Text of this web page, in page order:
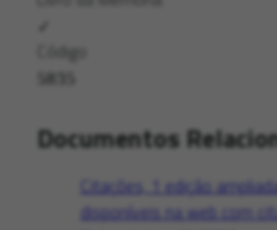
✓
Código
5835
Documentos
Citações, 1 edição
disponíveis na web com